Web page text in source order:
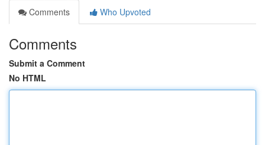
Comments
Who Upvoted
Comments
Submit a Comment
No HTML